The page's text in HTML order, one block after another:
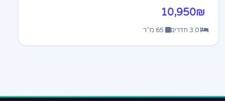
10,950₪